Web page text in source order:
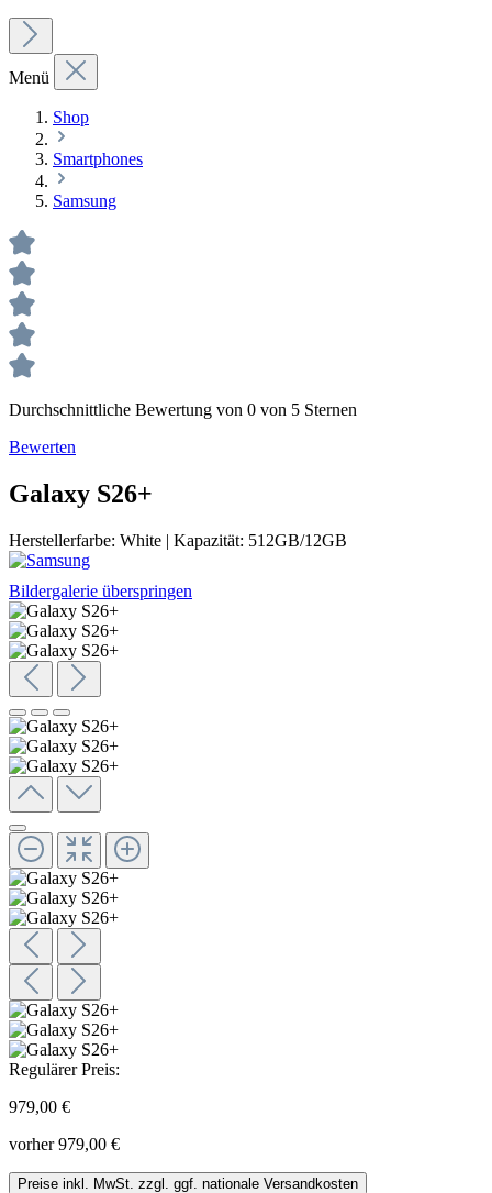
Menü
Shop
Smartphones
Samsung
Durchschnittliche Bewertung von 0 von 5 Sternen
Bewerten
Galaxy S26+
Herstellerfarbe: White | Kapazität: 512GB/12GB
Bildergalerie überspringen
Regulärer Preis:
979,00 €
vorher 979,00 €
Preise inkl. MwSt. zzgl. ggf. nationale Versandkosten